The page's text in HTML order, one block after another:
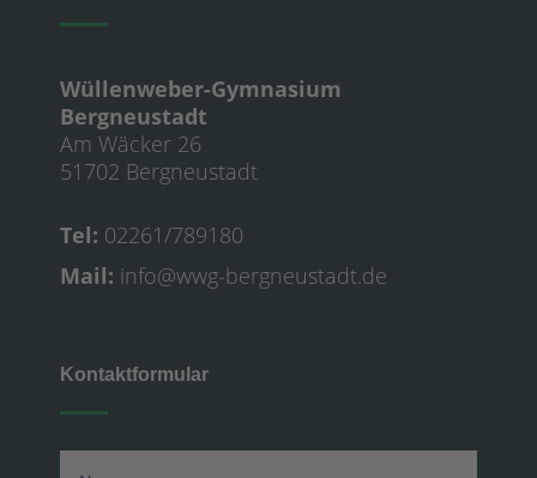
Wüllenweber-Gymnasium
Bergneustadt
Am Wäcker 26
51702 Bergneustadt
Tel: 02261/789180
Mail: info@wwg-bergneustadt.de
Kontaktformular